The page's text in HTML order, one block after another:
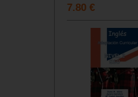
7.80 €